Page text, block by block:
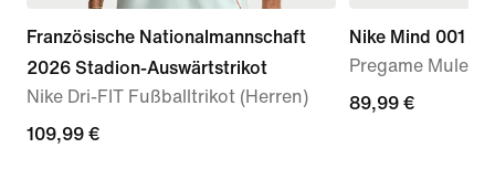
Französische Nationalmannschaft
2026 Stadion-Auswärtstrikot
Nike Dri-FIT Fußballtrikot (Herren)
109,99 €
109,99 €
Nike Mind 001
Pregame Mule
89,99 €
89,99 €